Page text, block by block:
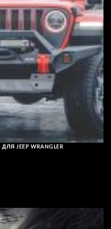
JEEP WRANGLER